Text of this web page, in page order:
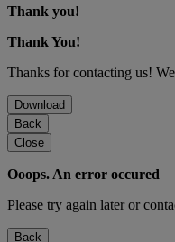
Thank you!
Thank You!
Thanks for contacting us!
Download
Back
Close
Ooops. An error occured
Please try again later or
Back